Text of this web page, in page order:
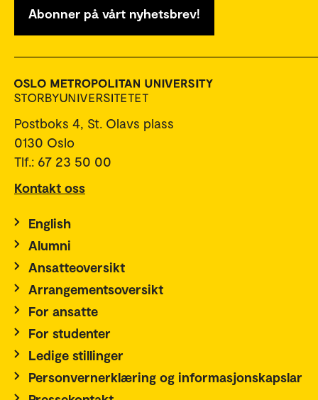
Abonner på vårt nyhetsbrev!
Postboks 4, St. Olavs plass
0130 Oslo
Tlf.: 67 23 50 00
Kontakt oss
English
Alumni
Ansatteoversikt
Arrangementsoversikt
For ansatte
For studenter
Ledige stillinger
Personvernerklæring og informasjonskapslar